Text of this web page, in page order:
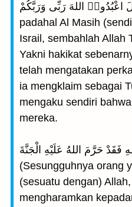
اعْبُدُوا۟ اللهَ رَبِّى وَرَبَّكُمْ ۖ(
padahal Al Masih
Israil, sembahlah Allah
Yakni hakikat
telah mengatakan
ia mengklaim sebagai
mengaku sendiri
mereka.
فَقَدْ حَرَّمَ اللهُ عَلَيْهِ الْجَنَّةَ
(Sesungguhnya orang
(sesuatu dengan)
mengharamkan